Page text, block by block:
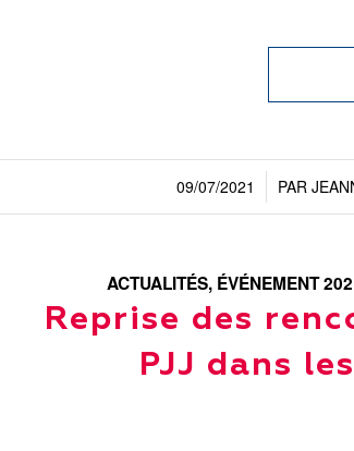
09/07/2021
/ PAR
ACTUALITÉS, ÉVÉNEMENT
Reprise des
PJJ dans